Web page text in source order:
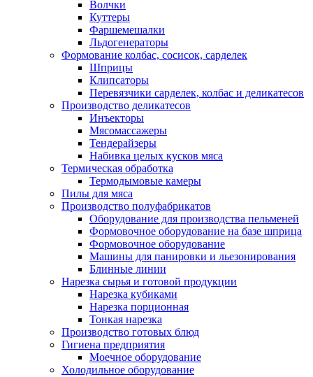
Волчки
Куттеры
Фаршемешалки
Льдогенераторы
Формование колбас, сосисок, сарделек
Шприцы
Клипсаторы
Перевязчики сарделек, колбас и деликатесов
Производство деликатесов
Инъекторы
Мясомассажеры
Тендерайзеры
Набивка целых кусков мяса
Термическая обработка
Термодымовые камеры
Пилы для мяса
Производство полуфабрикатов
Оборудование для производства пельменей
Формовочное оборудование на базе шприца
Формовочное оборудование
Машины для панировки и льезонирования
Блинные линии
Нарезка сырья и готовой продукции
Нарезка кубиками
Нарезка порционная
Тонкая нарезка
Производство готовых блюд
Гигиена предприятия
Моечное оборудование
Холодильное оборудование